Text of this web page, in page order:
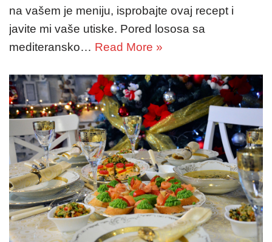
na vašem je meniju, isprobajte ovaj recept i
javite mi vaše utiske. Pored lososa sa
mediteransko… Read More »